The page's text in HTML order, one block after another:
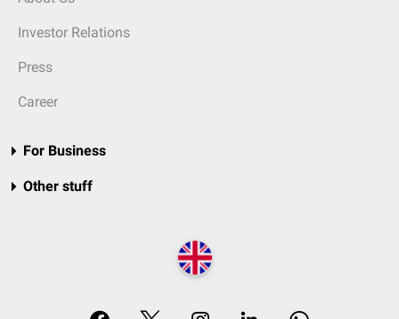
Investor Relations
Press
Career
For Business
Other stuff